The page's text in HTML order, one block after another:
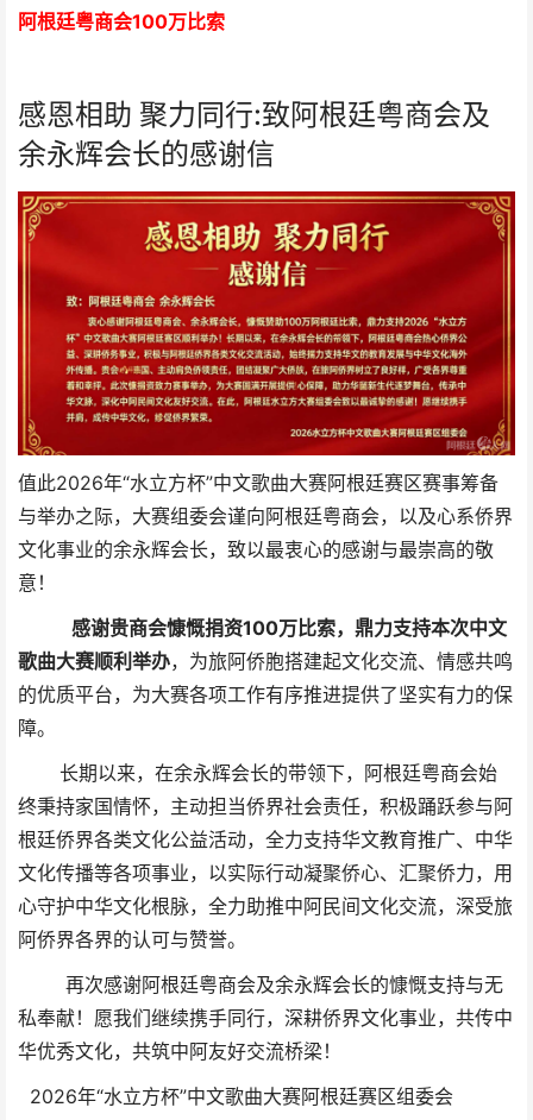
阿根廷粤商会100万比索
感恩相助 聚力同行:致阿根廷粤商会及
余永辉会长的感谢信
值此2026年“水立方杯”中文歌曲大赛阿根廷赛区赛事筹备
与举办之际，大赛组委会谨向阿根廷粤商会，以及心系侨界
文化事业的余永辉会长，致以最衷心的感谢与最崇高的敬
意！
感谢贵商会慷慨捐资100万比索，鼎力支持本次中文
歌曲大赛顺利举办，为旅阿侨胞搭建起文化交流、情感共鸣
的优质平台，为大赛各项工作有序推进提供了坚实有力的保
障。
长期以来，在余永辉会长的带领下，阿根廷粤商会始
终秉持家国情怀，主动担当侨界社会责任，积极踊跃参与阿
根廷侨界各类文化公益活动，全力支持华文教育推广、中华
文化传播等各项事业，以实际行动凝聚侨心、汇聚侨力，用
心守护中华文化根脉，全力助推中阿民间文化交流，深受旅
阿侨界各界的认可与赞誉。
再次感谢阿根廷粤商会及余永辉会长的慷慨支持与无
私奉献！愿我们继续携手同行，深耕侨界文化事业，共传中
华优秀文化，共筑中阿友好交流桥梁！
2026年“水立方杯”中文歌曲大赛阿根廷赛区组委会